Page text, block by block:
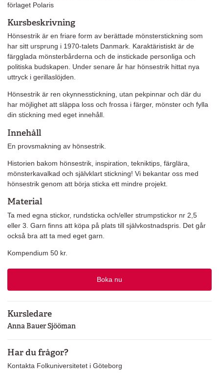
förlaget Polaris
Kursbeskrivning
Hönsestrik är en friare form av berättade mönsterstickning som
har sitt ursprung i 1970-talets Danmark. Karaktäristiskt är de
färgglada mönsterbårderna och de instickade personliga och
politiska budskapen. Under senare år har hönsestrik hittat nya
uttryck i gerillaslöjden.
Hönsestrik är ren okynnesstickning, utan pekpinnar och där du
har möjlighet att släppa loss och frossa i färger, mönster och fylla
din stickning med eget innehåll.
Innehåll
En provsmakning av hönsestrik.
Historien bakom hönsestrik, inspiration, tekniktips, färglära,
mönsterkavalkad och självklart stickning! Vi bekantar oss med
hönsestrik genom att börja sticka ett mindre projekt.
Material
Ta med egna stickor, rundsticka och/eller strumpstickor nr 2,5
eller 3. Garn finns att köpa på plats till självkostnadspris. Det går
också bra att ta med eget garn.
Kompendium 50 kr.
Boka nu
Kursledare
Anna Bauer Sjööman
Har du frågor?
Kontakta Folkuniversitetet i Göteborg